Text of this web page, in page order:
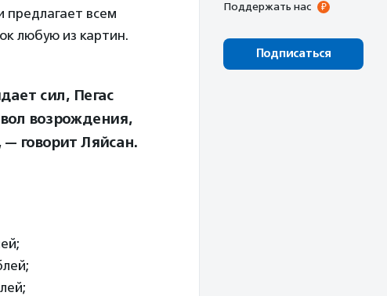
предлагает всем
любую из картин.
сил, Пегас
возрождения,
говорит Ляйсан.
Поддержать нас
Подписаться